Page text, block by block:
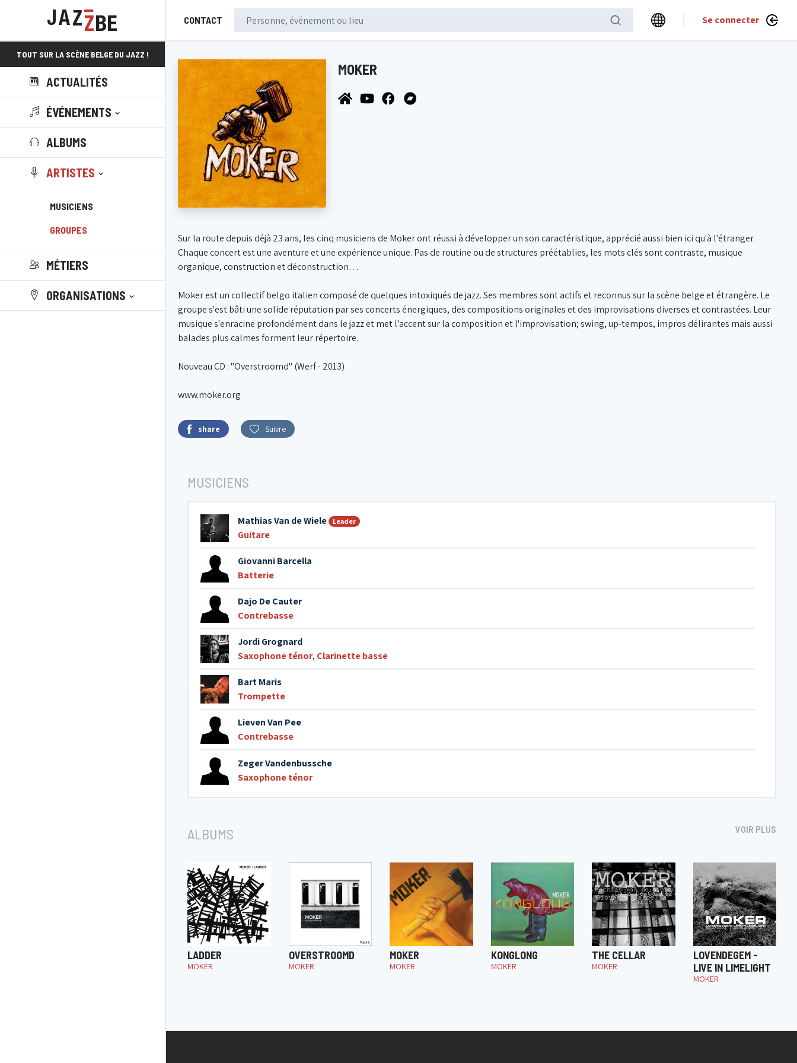
CONTACT Se connecter
TOUT SUR LA SCÈNE BELGE DU JAZZ !
ACTUALITÉS
ÉVÉNEMENTS
ALBUMS
ARTISTES
MUSICIENS
GROUPES
MÉTIERS
ORGANISATIONS
MOKER
Sur la route depuis déjà 23 ans, les cinq musiciens de Moker ont réussi à développer un son caractéristique, apprécié aussi bien ici qu'à l'étranger.
Chaque concert est une aventure et une expérience unique. Pas de routine ou de structures préétablies, les mots clés sont contraste, musique
organique, construction et déconstruction…
Moker est un collectif belgo italien composé de quelques intoxiqués de jazz. Ses membres sont actifs et reconnus sur la scène belge et étrangère. Le
groupe s'est bâti une solide réputation par ses concerts énergiques, des compositions originales et des improvisations diverses et contrastées. Leur
musique s'enracine profondément dans le jazz et met l'accent sur la composition et l'improvisation; swing, up-tempos, impros délirantes mais aussi
balades plus calmes forment leur répertoire.
Nouveau CD : "Overstroomd" (Werf - 2013)
www.moker.org
share Suivre
MUSICIENS
Mathias Van de Wiele Leader
Guitare
Giovanni Barcella
Batterie
Dajo De Cauter
Contrebasse
Jordi Grognard
Saxophone ténor, Clarinette basse
Bart Maris
Trompette
Lieven Van Pee
Contrebasse
Zeger Vandenbussche
Saxophone ténor
ALBUMS VOIR PLUS
LADDER
MOKER
OVERSTROOMD
MOKER
MOKER
MOKER
KONGLONG
MOKER
THE CELLAR
MOKER
LOVENDEGEM -
LIVE IN LIMELIGHT
MOKER